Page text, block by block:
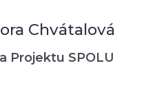
Chvátalová
Projektu SPOLU